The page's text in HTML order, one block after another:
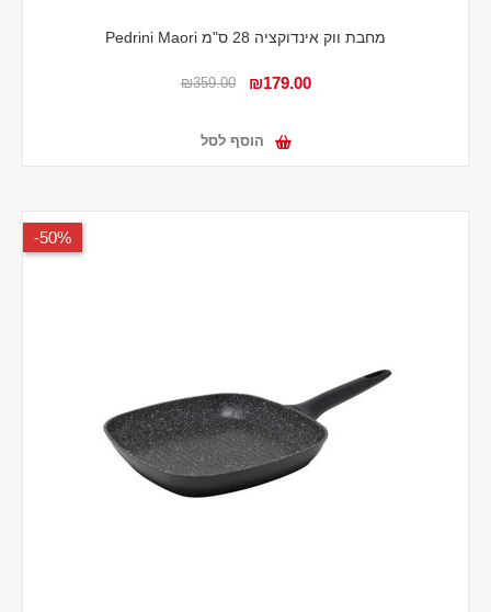
מחבת ווק אינדוקציה 28 ס"מ Pedrini Maori
₪179.00
₪359.00
הוסף לסל
50%-